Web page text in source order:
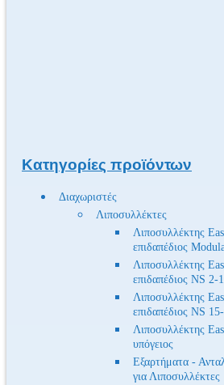
Κατηγορίες προϊόντων
Διαχωριστές
Λιποσυλλέκτες
Λιποσυλλέκτης
επιδαπέδιος
Λιποσυλλέκτης
επιδαπέδιος NS 2-
Λιποσυλλέκτης
επιδαπέδιος NS
Λιποσυλλέκτης
υπόγειος
Εξαρτήματα -
για Λιποσυλλέκτες